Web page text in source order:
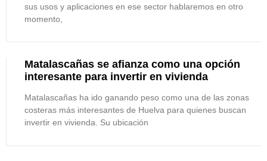
sus usos y aplicaciones en ese sector hablaremos en otro
momento,
Matalascañas se afianza como una opción
interesante para invertir en vivienda
Matalascañas ha ido ganando peso como una de las zonas
costeras más interesantes de Huelva para quienes buscan
invertir en vivienda. Su ubicación